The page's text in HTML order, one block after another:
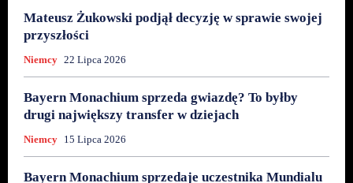
Mateusz Żukowski podjął decyzję w sprawie swojej
przyszłości
Niemcy 22 Lipca 2026
Bayern Monachium sprzeda gwiazdę? To byłby
drugi największy transfer w dziejach
Niemcy 15 Lipca 2026
Bayern Monachium sprzedaje uczestnika Mundialu